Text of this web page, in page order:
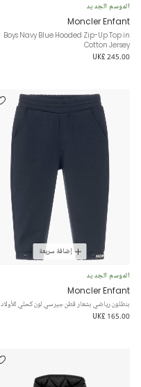
الموسم الجديد
Moncler Enfant
Boys Navy Blue Hooded Zip-Up Top in
Cotton Jersey
UK£ 245.00
إضافة سريعة
الموسم الجديد
Moncler Enfant
بنطلون رياضي بشعار قطن جيرسي لون كحلي للأولاد
UK£ 165.00